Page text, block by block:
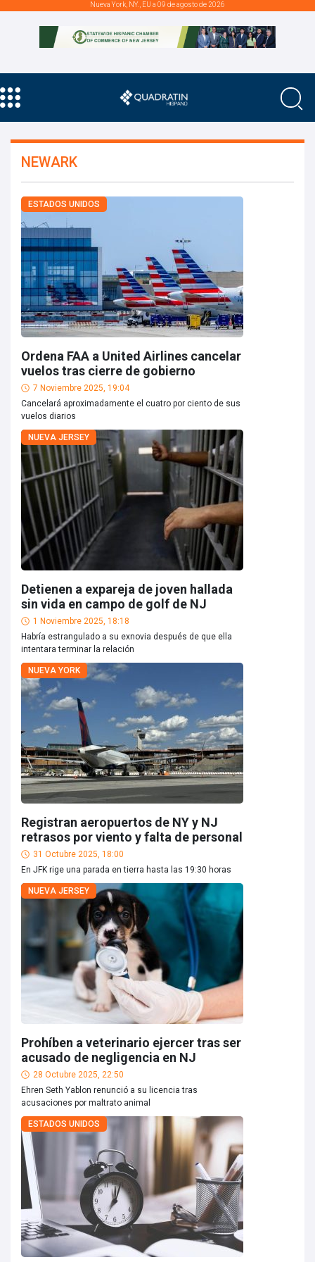
Nueva York, NY., EU a 09 de agosto de 2026
NEWARK
ESTADOS UNIDOS
Ordena FAA a United Airlines cancelar
vuelos tras cierre de gobierno
7 Noviembre 2025, 19:04
Cancelará aproximadamente el cuatro por ciento de sus
vuelos diarios
NUEVA JERSEY
Detienen a expareja de joven hallada
sin vida en campo de golf de NJ
1 Noviembre 2025, 18:18
Habría estrangulado a su exnovia después de que ella
intentara terminar la relación
NUEVA YORK
Registran aeropuertos de NY y NJ
retrasos por viento y falta de personal
31 Octubre 2025, 18:00
En JFK rige una parada en tierra hasta las 19:30 horas
NUEVA JERSEY
Prohíben a veterinario ejercer tras ser
acusado de negligencia en NJ
28 Octubre 2025, 22:50
Ehren Seth Yablon renunció a su licencia tras
acusaciones por maltrato animal
ESTADOS UNIDOS